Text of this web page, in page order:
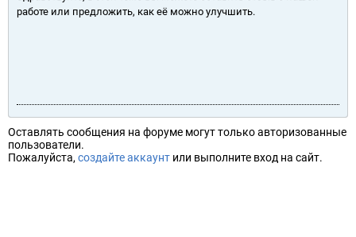
работе или предложить, как её можно улучшить.
Оставлять сообщения на форуме могут только авторизованные
пользователи.
Пожалуйста, создайте аккаунт или выполните вход на сайт.